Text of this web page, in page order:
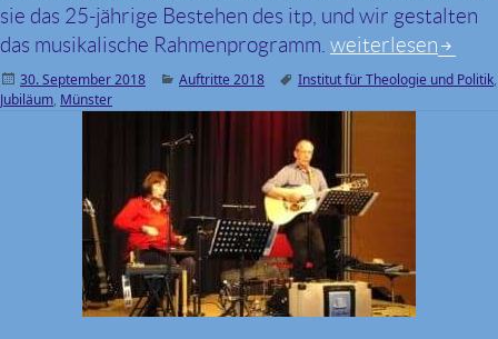
sie das 25-jährige Bestehen des itp, und wir gestalten
das musikalische Rahmenprogramm. 29. September
weiterlesen
Veröffentlicht
am
30. September 2018 Kategorien
Auftritte 2018 Schlagwörter
Institut für Theologie und Politik,
Jubiläum, Münster